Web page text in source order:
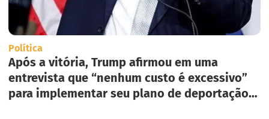
Política
Após a vitória, Trump afirmou em uma
entrevista que “nenhum custo é excessivo”
para implementar seu plano de deportação